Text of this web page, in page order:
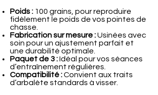
Poids : 100 grains, pour reproduire
fidèlement le poids de vos pointes de
chasse.
Fabrication sur mesure :Usinées avec
soin pour un ajustement parfait et
une durabilité optimale.
Paquet de 3 :Idéal pour vos séances
d’entraînement régulières.
Compatibilité :Convient aux traits
d’arbalète standards à visser.